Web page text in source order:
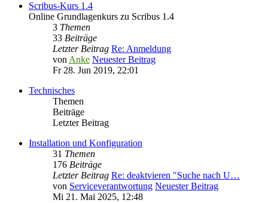
Scribus-Kurs 1.4
Online Grundlagenkurs zu Scribus 1.4
3 Themen
33 Beiträge
Letzter Beitrag Re: Anmeldung
von Anke Neuester Beitrag
Fr 28. Jun 2019, 22:01
Technisches
Themen
Beiträge
Letzter Beitrag
Installation und Konfiguration
31 Themen
176 Beiträge
Letzter Beitrag Re: deaktvieren "Suche nach U…
von Serviceverantwortung Neuester Beitrag
Mi 21. Mai 2025, 12:48